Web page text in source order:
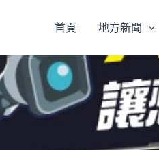
首頁 地方新聞